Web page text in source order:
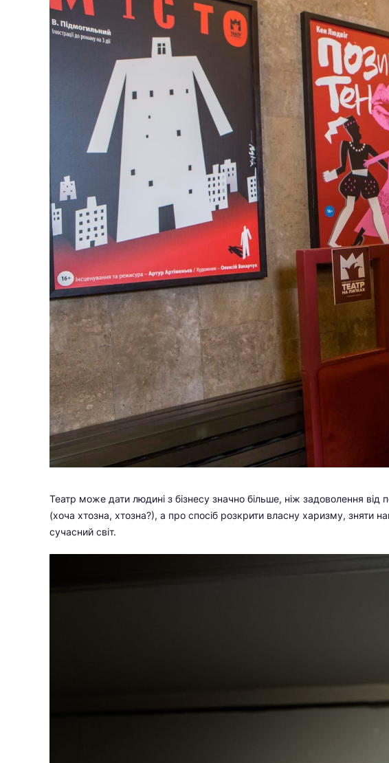
Театр може дати людині з бізнесу значно більше, ніж задоволення від
(хоча хтозна, хтозна?), а про спосіб розкрити власну харизму, зняти
сучасний світ.